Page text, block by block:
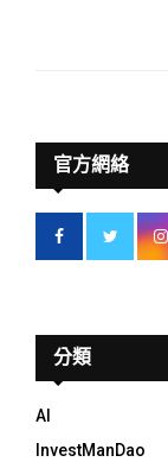
官方網絡
分類
AI
InvestManDao